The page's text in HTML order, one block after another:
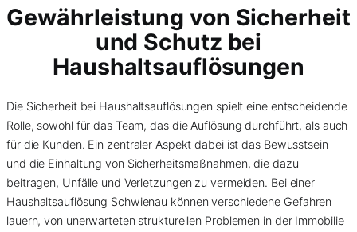
Gewährleistung von Sicherheit
und Schutz bei
Haushaltsauflösungen
Die Sicherheit bei Haushaltsauflösungen spielt eine entscheidende
Rolle, sowohl für das Team, das die Auflösung durchführt, als auch
für die Kunden. Ein zentraler Aspekt dabei ist das Bewusstsein
und die Einhaltung von Sicherheitsmaßnahmen, die dazu
beitragen, Unfälle und Verletzungen zu vermeiden. Bei einer
Haushaltsauflösung Schwienau können verschiedene Gefahren
lauern, von unerwarteten strukturellen Problemen in der Immobilie